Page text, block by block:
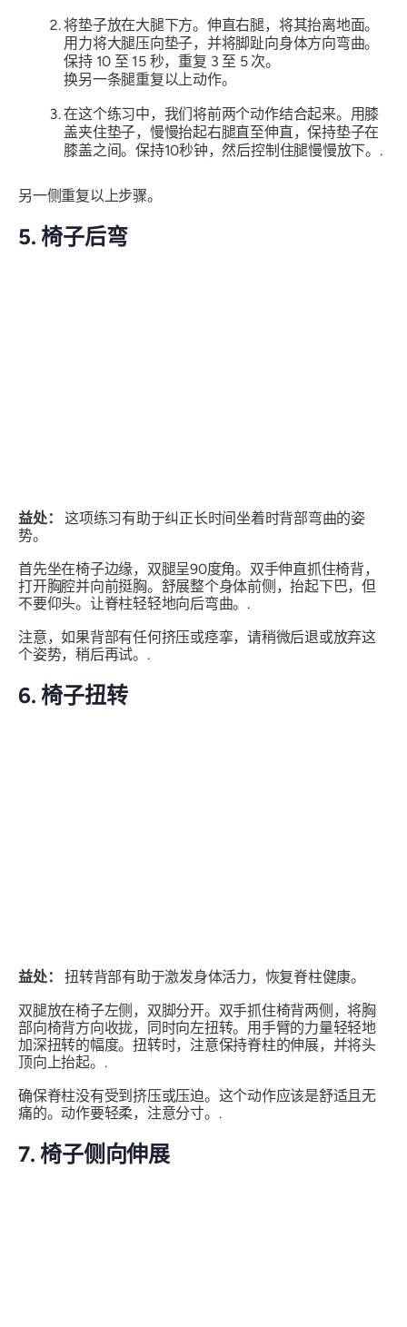
将垫子放在大腿下方。伸直右腿，将其抬离地面。
用力将大腿压向垫子，并将脚趾向身体方向弯曲。
保持 10 至 15 秒，重复 3 至 5 次。
换另一条腿重复以上动作。
在这个练习中，我们将前两个动作结合起来。用膝
盖夹住垫子，慢慢抬起右腿直至伸直，保持垫子在
膝盖之间。保持10秒钟，然后控制住腿慢慢放下。.
另一侧重复以上步骤。
5. 椅子后弯
益处：
这项练习有助于纠正长时间坐着时背部弯曲的姿
势。
首先坐在椅子边缘，双腿呈90度角。双手伸直抓住椅背，
打开胸腔并向前挺胸。舒展整个身体前侧，抬起下巴，但
不要仰头。让脊柱轻轻地向后弯曲。.
注意，如果背部有任何挤压或痉挛，请稍微后退或放弃这
个姿势，稍后再试。.
6. 椅子扭转
益处：
扭转背部有助于激发身体活力，恢复脊柱健康。
双腿放在椅子左侧，双脚分开。双手抓住椅背两侧，将胸
部向椅背方向收拢，同时向左扭转。用手臂的力量轻轻地
加深扭转的幅度。扭转时，注意保持脊柱的伸展，并将头
顶向上抬起。.
确保脊柱没有受到挤压或压迫。这个动作应该是舒适且无
痛的。动作要轻柔，注意分寸。.
7. 椅子侧向伸展